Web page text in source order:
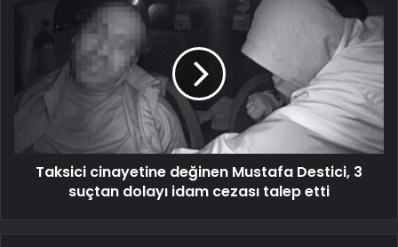
Taksici cinayetine değinen Mustafa Destici, 3
suçtan dolayı idam cezası talep etti